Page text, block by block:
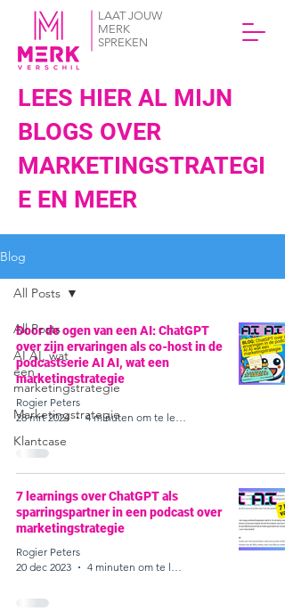
LAAT JOUW
MERK
SPREKEN
LEES HIER AL MIJN
BLOGS OVER
MARKETINGSTRATEGI
E EN MEER
Blog
All Posts
AI AI, wat
een
marketingstrategie
Marketingstrategie
Klantcase
All Posts
Door de ogen van een AI: ChatGPT
over zijn ervaringen als co-host in de
podcastserie AI AI, wat een
marketingstrategie
Rogier Peters
28 mrt 2024
4 minuten om te lezen
7 learnings over ChatGPT als
sparringspartner in een podcast over
marketingstrategie
Rogier Peters
20 dec 2023
4 minuten om te lezen